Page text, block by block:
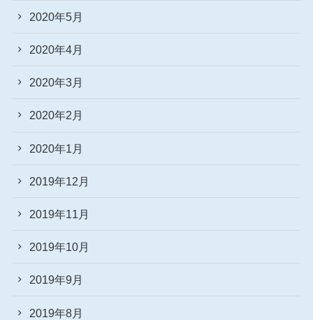
2020年5月
2020年4月
2020年3月
2020年2月
2020年1月
2019年12月
2019年11月
2019年10月
2019年9月
2019年8月